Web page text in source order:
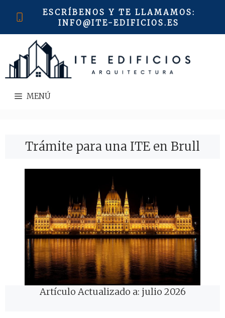
ESCRÍBENOS Y TE LLAMAMOS:
INFO@ITE-EDIFICIOS.ES
MENÚ
Trámite para una ITE en Brull
Artículo Actualizado a: julio 2026